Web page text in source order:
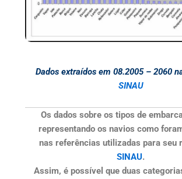
Dados extraídos em 08.2005 – 2060
SINAU
Os dados sobre os tipos de
representando os navios como
nas referências utilizadas para seu
SINAU.
Assim, é possível que duas